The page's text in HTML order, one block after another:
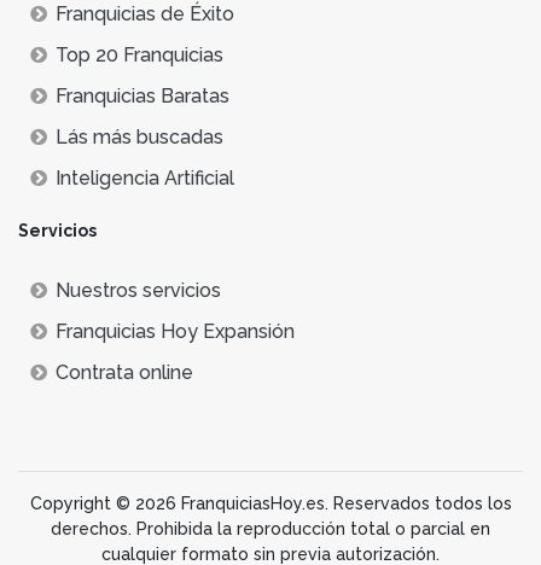
Franquicias de Éxito
Top 20 Franquicias
Franquicias Baratas
Lás más buscadas
Inteligencia Artificial
Servicios
Nuestros servicios
Franquicias Hoy Expansión
Contrata online
Copyright © 2026 FranquiciasHoy.es. Reservados todos los
derechos. Prohibida la reproducción total o parcial en
cualquier formato sin previa autorización.